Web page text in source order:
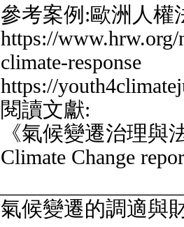
參考案例:歐洲人權
https://www.hrw.org/
climate-response
https://
閱讀文獻:
《氣候變遷治理與
Climate Change
氣候變遷的調適與